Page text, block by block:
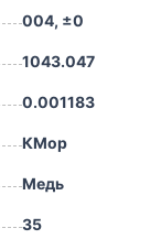
004, ±0
1043.047
0.001183
КМор
Медь
35